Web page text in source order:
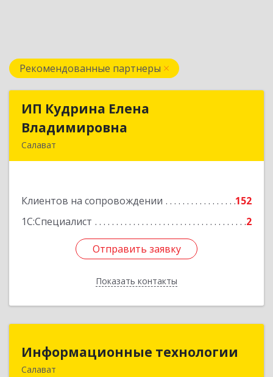
Рекомендованные партнеры
ИП Кудрина Елена
Владимировна
Салават
Клиентов на сопровождении
152
1С:Специалист
2
Отправить заявку
Показать контакты
ИП Кудрина Елена
Подробнее
Отправить заявку
Назад
Информационные технологии
Салават
Информационные технологии